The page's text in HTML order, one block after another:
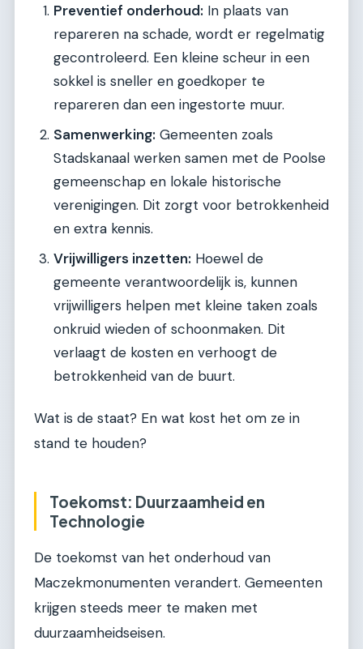
Preventief onderhoud: In plaats van
repareren na schade, wordt er regelmatig
gecontroleerd. Een kleine scheur in een
sokkel is sneller en goedkoper te
repareren dan een ingestorte muur.
Samenwerking: Gemeenten zoals
Stadskanaal werken samen met de Poolse
gemeenschap en lokale historische
verenigingen. Dit zorgt voor betrokkenheid
en extra kennis.
Vrijwilligers inzetten: Hoewel de
gemeente verantwoordelijk is, kunnen
vrijwilligers helpen met kleine taken zoals
onkruid wieden of schoonmaken. Dit
verlaagt de kosten en verhoogt de
betrokkenheid van de buurt.
Wat is de staat? En wat kost het om ze in
stand te houden?
Toekomst: Duurzaamheid en
Technologie
De toekomst van het onderhoud van
Maczekmonumenten verandert. Gemeenten
krijgen steeds meer te maken met
duurzaamheidseisen.